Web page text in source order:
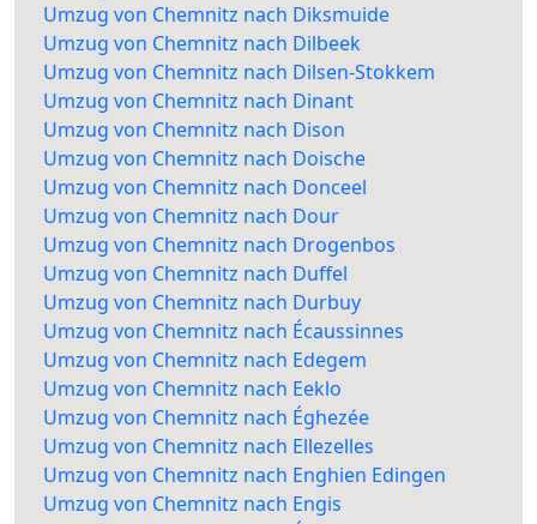
Umzug von Chemnitz nach Diksmuide
Umzug von Chemnitz nach Dilbeek
Umzug von Chemnitz nach Dilsen-Stokkem
Umzug von Chemnitz nach Dinant
Umzug von Chemnitz nach Dison
Umzug von Chemnitz nach Doische
Umzug von Chemnitz nach Donceel
Umzug von Chemnitz nach Dour
Umzug von Chemnitz nach Drogenbos
Umzug von Chemnitz nach Duffel
Umzug von Chemnitz nach Durbuy
Umzug von Chemnitz nach Écaussinnes
Umzug von Chemnitz nach Edegem
Umzug von Chemnitz nach Eeklo
Umzug von Chemnitz nach Éghezée
Umzug von Chemnitz nach Ellezelles
Umzug von Chemnitz nach Enghien Edingen
Umzug von Chemnitz nach Engis